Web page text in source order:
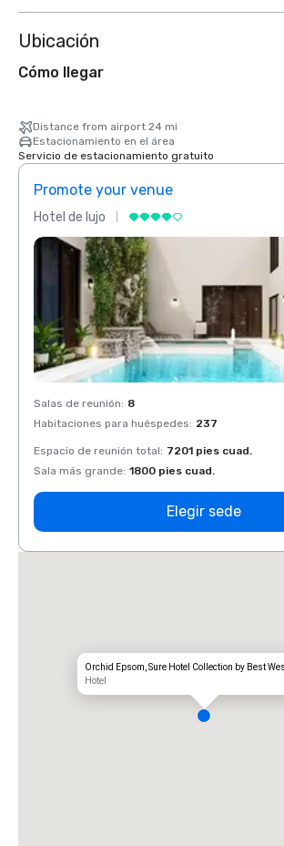
Ubicación
Cómo llegar
Distance from airport 24 mi
Estacionamiento en el área
Servicio de estacionamiento gratuito
Promote your venue
Hotel de lujo
Salas de reunión: 8
Habitaciones para huéspedes: 237
Espacio de reunión total: 7201 pies cuad.
Sala más grande: 1800 pies cuad.
Elegir sede
Orchid Epsom, Sure Hotel Collection by Best
Hotel